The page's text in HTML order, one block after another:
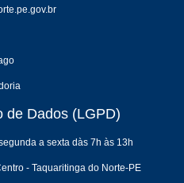
de Dados (LGPD)
a sexta dàs 7h às 13h
- Taquaritinga do Norte-PE